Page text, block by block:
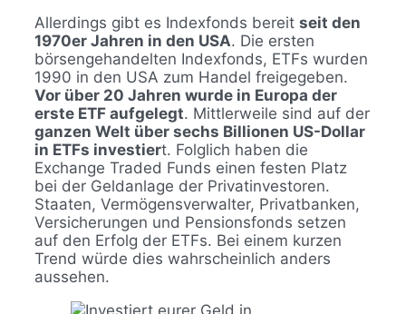
Allerdings gibt es Indexfonds bereit seit den
1970er Jahren in den USA. Die ersten
börsengehandelten Indexfonds, ETFs wurden
1990 in den USA zum Handel freigegeben.
Vor über 20 Jahren wurde in Europa der
erste ETF aufgelegt. Mittlerweile sind auf der
ganzen Welt über sechs Billionen US-Dollar
in ETFs investiert. Folglich haben die
Exchange Traded Funds einen festen Platz
bei der Geldanlage der Privatinvestoren.
Staaten, Vermögensverwalter, Privatbanken,
Versicherungen und Pensionsfonds setzen
auf den Erfolg der ETFs. Bei einem kurzen
Trend würde dies wahrscheinlich anders
aussehen.